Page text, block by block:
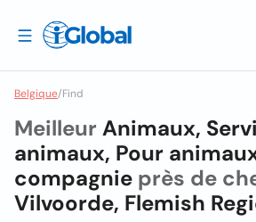
Belgique/Find
Meilleur Animaux,
animaux, Pour
compagnie près de
Vilvoorde, Flemish